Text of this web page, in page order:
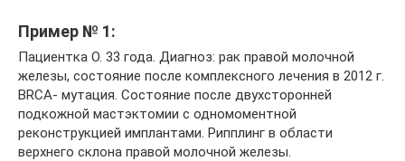
Пример № 1:
Пациентка О. 33 года. Диагноз: рак правой молочной
железы, состояние после комплексного лечения в 2012 г.
BRCA- мутация. Состояние после двухсторонней
подкожной мастэктомии с одномоментной
реконструкцией имплантами. Рипплинг в области
верхнего склона правой молочной железы.